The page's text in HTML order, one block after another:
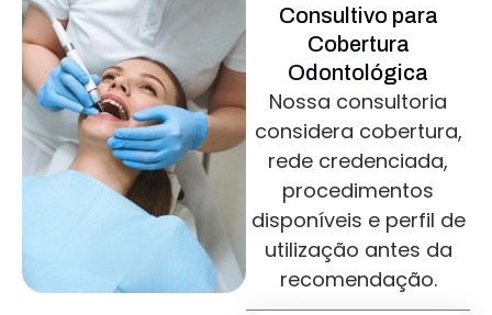
Consultivo para
Cobertura
Odontológica
Nossa consultoria
considera cobertura,
rede credenciada,
procedimentos
disponíveis e perfil de
utilização antes da
recomendação.